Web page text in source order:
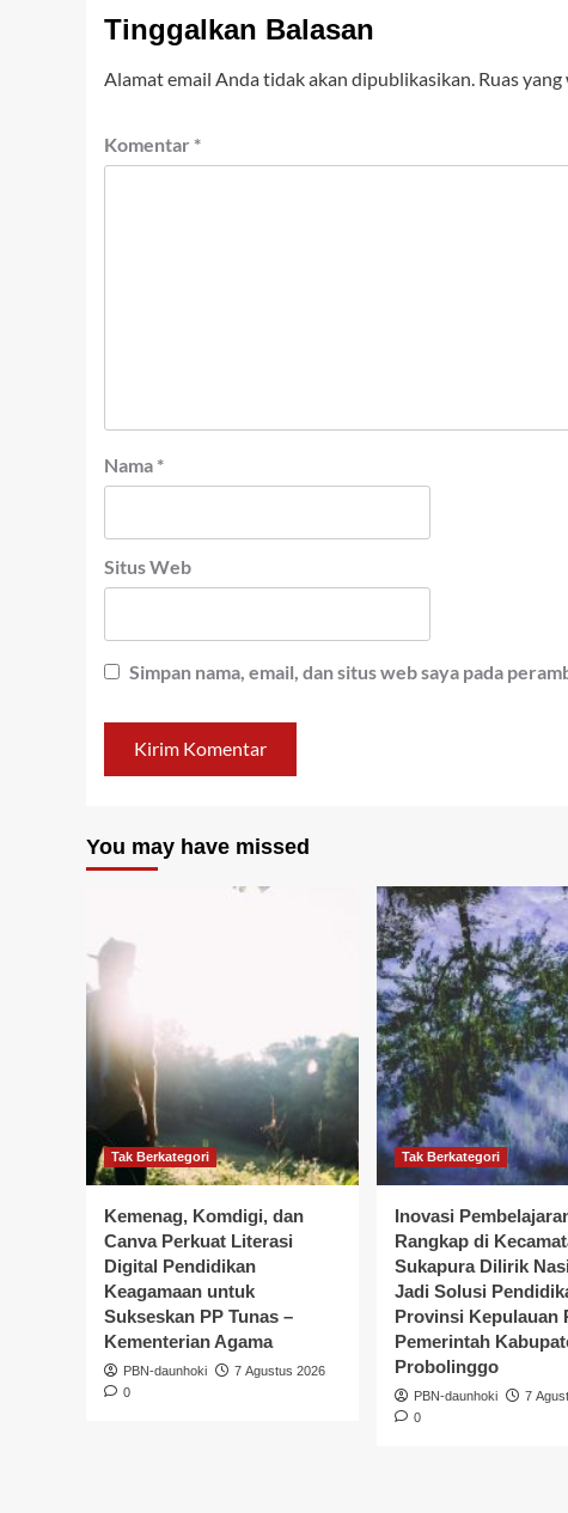
Tinggalkan Balasan
Alamat email Anda tidak akan dipublikasikan. Ruas
Komentar *
Nama *
Situs Web
Simpan nama, email, dan situs web saya pada
You may have missed
Tak Berkategori
Kemenag, Komdigi, dan
Canva Perkuat Literasi
Digital Pendidikan
Keagamaan untuk
Sukseskan PP Tunas –
Kementerian Agama
PBN-daunhoki
7 Agustus 2026
0
Tak Berkategori
Inovasi
Rangkap di
Sukapura Dilirik
Jadi Solusi
Provinsi Kepulauan
Pemerintah
Probolinggo
PBN-daunhoki
7
0